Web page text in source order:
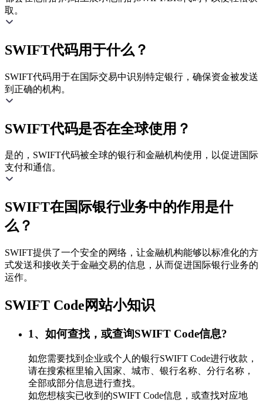
取。
SWIFT代码用于什么？
SWIFT代码用于在国际交易中识别特定银行，确保资金被发送
到正确的机构。
SWIFT代码是否在全球使用？
是的，SWIFT代码被全球的银行和金融机构使用，以促进国际
支付和通信。
SWIFT在国际银行业务中的作用是什
么？
SWIFT提供了一个安全的网络，让金融机构能够以标准化的方
式发送和接收关于金融交易的信息，从而促进国际银行业务的
运作。
SWIFT Code网站小知识
1、如何查找，或查询SWIFT Code信息?
如您需要找到企业或个人的银行SWIFT Code进行收款，
请在搜索框里输入国家、城市、银行名称、分行名称，
全部或部分信息进行查找。
如您想核实已收到的SWIFT Code信息，或查找对应地